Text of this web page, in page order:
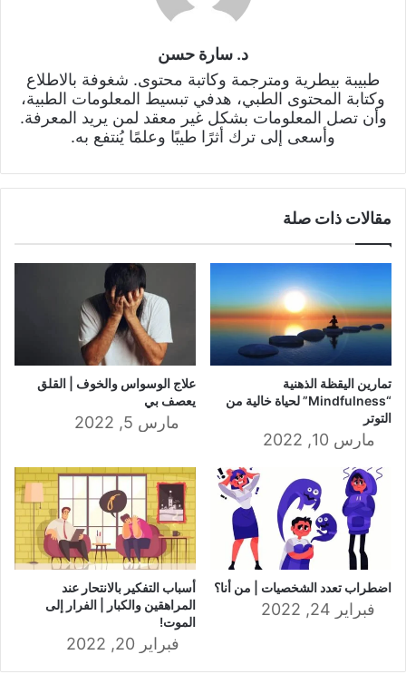
د. سارة حسن
طبيبة بيطرية ومترجمة وكاتبة محتوى. شغوفة بالاطلاع
وكتابة المحتوى الطبي، هدفي تبسيط المعلومات الطبية،
وأن تصل المعلومات بشكل غير معقد لمن يريد المعرفة.
وأسعى إلى ترك أثرًا طيبًا وعلمًا يُنتفع به.
مقالات ذات صلة
تمارين اليقظة الذهنية
“Mindfulness” لحياة خالية من
التوتر
مارس 10, 2022
علاج الوسواس والخوف | القلق
يعصف بي
مارس 5, 2022
اضطراب تعدد الشخصيات | من أنا؟
فبراير 24, 2022
أسباب التفكير بالانتحار عند
المراهقين والكبار | الفرار إلى
الموت!
فبراير 20, 2022